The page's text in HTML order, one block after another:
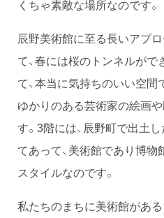
くちゃ素敵な場所なのです。
辰野美術館に至る長いアプ
て、春には桜のトンネルが
て、本当に気持ちのいい空
ゆかりのある芸術家の絵画
す。3階には、辰野町で出土
てあって、美術館であり博物
スタイルなのです。
私たちのまちに美術館があ